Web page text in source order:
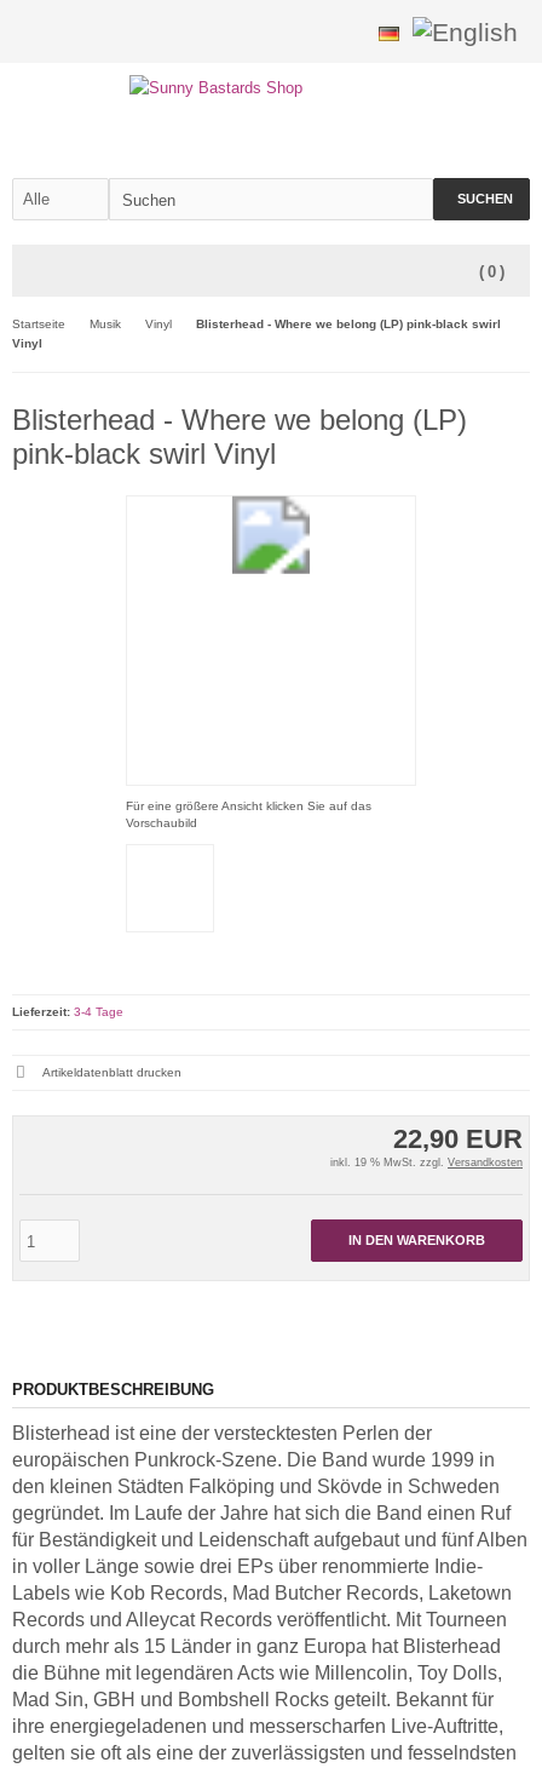
SUCHEN
( 0 )
Startseite Musik Vinyl
Blisterhead - Where we belong (LP) pink-black swirl
Vinyl
Blisterhead - Where we belong (LP)
pink-black swirl Vinyl
Für eine größere Ansicht klicken Sie auf das
Vorschaubild
22,90 EUR
inkl. 19 % MwSt. zzgl. Versandkosten
IN DEN WARENKORB
Lieferzeit: 3-4 Tage
Artikeldatenblatt drucken
PRODUKTBESCHREIBUNG
Blisterhead ist eine der verstecktesten Perlen der
europäischen Punkrock-Szene. Die Band wurde 1999 in
den kleinen Städten Falköping und Skövde in Schweden
gegründet. Im Laufe der Jahre hat sich die Band einen Ruf
für Beständigkeit und Leidenschaft aufgebaut und fünf Alben
in voller Länge sowie drei EPs über renommierte Indie-
Labels wie Kob Records, Mad Butcher Records, Laketown
Records und Alleycat Records veröffentlicht. Mit Tourneen
durch mehr als 15 Länder in ganz Europa hat Blisterhead
die Bühne mit legendären Acts wie Millencolin, Toy Dolls,
Mad Sin, GBH und Bombshell Rocks geteilt. Bekannt für
ihre energiegeladenen und messerscharfen Live-Auftritte,
gelten sie oft als eine der zuverlässigsten und fesselndsten